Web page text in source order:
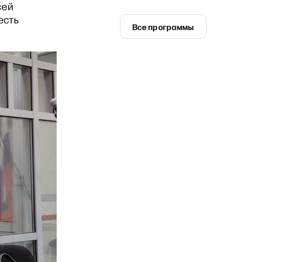
Все программы